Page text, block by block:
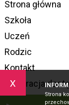
x
Strona
Strona główna
Szkoła
Uczeń
Rodzic
Kontakt
Deklaracja